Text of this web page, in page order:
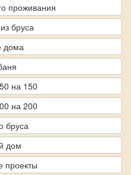
проживания
бруса
дома
на 150
на 200
бруса
дом
проекты